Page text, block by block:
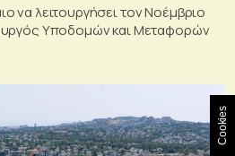
να λειτουργήσει τον Νοέμβριο
Υποδομών και Μεταφορών
Cookies